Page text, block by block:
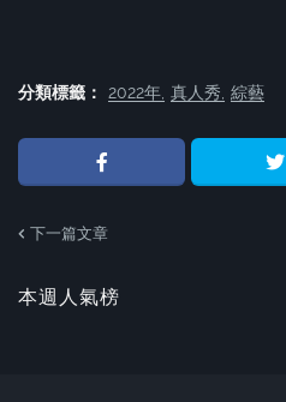
分類標籤： 2022年 真人秀 綜藝
下一篇文章
本週人氣榜